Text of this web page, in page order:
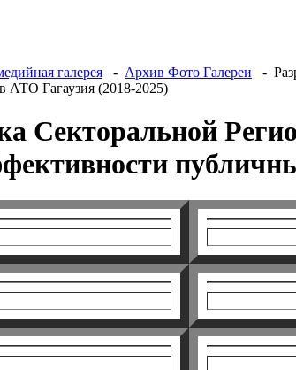
галерея - Архив Фото Галереи -
АТО Гагаузия (2018-2025)
Секторальной